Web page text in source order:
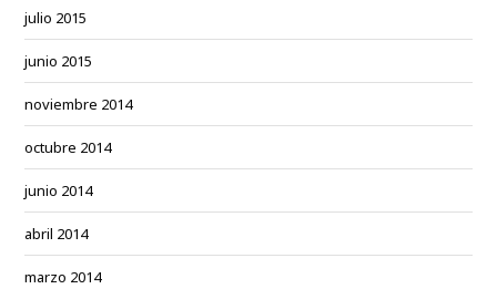
julio 2015
junio 2015
noviembre 2014
octubre 2014
junio 2014
abril 2014
marzo 2014